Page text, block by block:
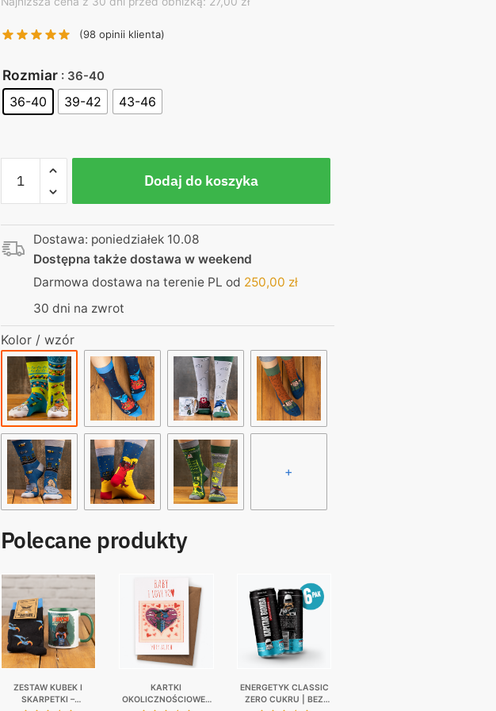
27,00 zł.
(98 opinii klienta)
Rozmiar : 36-40
36-40 39-42 43-46
Skarpetki
|
Dla
medyka
prezent
Chirurg
Gwiezdnej
Floty
Dodaj do koszyka
Dostawa: poniedziałek 10.08
Dostępna także dostawa w weekend
Darmowa dostawa na terenie PL od 250,00 zł
30 dni na zwrot
Kolor / wzór
+
Polecane produkty
ZESTAW KUBEK I
SKARPETKI –
KARTKI
OKOLICZNOŚCIOWE |
ENERGETYK CLASSIC
ZERO CUKRU | BEZ